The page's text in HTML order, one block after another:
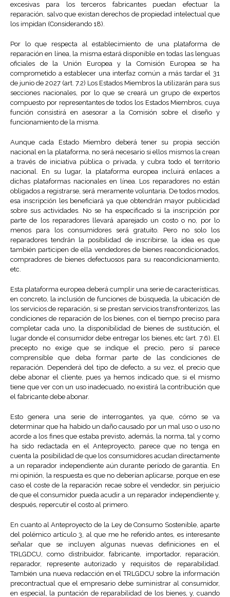
excesivas para los terceros fabricantes puedan efectuar la
reparación, salvo que existan derechos de propiedad intelectual que
los impidan (Considerando 18).
Por lo que respecta al establecimiento de una plataforma de
reparación en línea, la misma estará disponible en todas las lenguas
oficiales de la Unión Europea y la Comisión Europea se ha
comprometido a establecer una interfaz común a más tardar el 31
de junio de 2027 (art. 7.2) Los Estados Miembros la utilizarán para sus
secciones nacionales, por lo que se creará un grupo de expertos
compuesto por representantes de todos los Estados Miembros, cuya
función consistirá en asesorar a la Comisión sobre el diseño y
funcionamiento de la misma.
Aunque cada Estado Miembro deberá tener su propia sección
nacional en la plataforma, no será necesario si ellos mismos la crean
a través de iniciativa pública o privada, y cubra todo el territorio
nacional. En su lugar, la plataforma europea incluirá enlaces a
dichas plataformas nacionales en línea. Los reparadores no están
obligados a registrarse, será meramente voluntaria. De todos modos,
esa inscripción les beneficiará ya que obtendrán mayor publicidad
sobre sus actividades. No se ha especificado si la inscripción por
parte de los reparadores llevará aparejado un costo o no, por lo
menos para los consumidores será gratuito. Pero no solo los
reparadores tendrán la posibilidad de inscribirse, la idea es que
también participen de ella vendedores de bienes reacondicionados,
compradores de bienes defectuosos para su reacondicionamiento,
etc.
Esta plataforma europea deberá cumplir una serie de características,
en concreto, la inclusión de funciones de búsqueda, la ubicación de
los servicios de reparación, si se prestan servicios transfronterizos, las
condiciones de reparación de los bienes, con el tiempo preciso para
completar cada uno, la disponibilidad de bienes de sustitución, el
lugar donde el consumidor debe entregar los bienes, etc (art. 7.6). El
precepto no exige que se indique el precio, pero sí parece
comprensible que deba formar parte de las condiciones de
reparación. Dependerá del tipo de defecto, a su vez, el precio que
debe abonar el cliente, pues ya hemos indicado que, si el mismo
tiene que ver con un uso inadecuado, no existirá la contribución que
el fabricante debe abonar.
Esto genera una serie de interrogantes, ya que, cómo se va
determinar que ha habido un daño causado por un mal uso o uso no
acorde a los fines que estaba previsto, además, la norma, tal y como
ha sido redactada en el Anteproyecto, parece que no tenga en
cuenta la posibilidad de que los consumidores acudan directamente
a un reparador independiente aún durante período de garantía. En
mi opinión, la respuesta es que no deberían aplicarse, porque en ese
caso el coste de la reparación recae sobre el vendedor, sin perjuicio
de que el consumidor pueda acudir a un reparador independiente y,
después, repercutir el costo al primero.
En cuanto al Anteproyecto de la Ley de Consumo Sostenible, aparte
del polémico artículo 3, al que me he referido antes, es interesante
señalar que se incluyen algunas nuevas definiciones en el
TRLGDCU, como distribuidor, fabricante, importador, reparación,
reparador, represente autorizado y requisitos de reparabilidad.
También una nueva redacción en el TRLGDCU sobre la información
precontractual que el empresario debe suministrar al consumidor,
en especial, la puntación de reparabilidad de los bienes, y, cuando